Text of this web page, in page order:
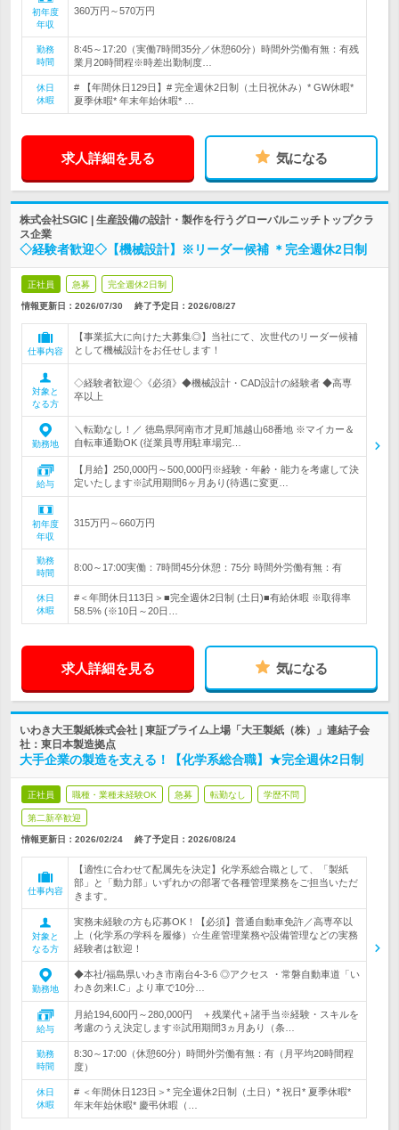
初年度
年収
360万円～570万円
勤務
時間
8:45～17:20（実働7時間35分／休憩60分）時間外労働有無：有残
業月20時間程※時差出勤制度…
休日
休暇
# 【年間休日129日】# 完全週休2日制（土日祝休み）* GW休暇*
夏季休暇* 年末年始休暇* …
求人詳細を見る 気になる
株式会社SGIC | 生産設備の設計・製作を行うグローバルニッチトップクラ
ス企業
◇経験者歓迎◇【機械設計】※リーダー候補 ＊完全週休2日制
正社員 急募 完全週休2日制
情報更新日：2026/07/30 終了予定日： 2026/08/27
仕事内容
【事業拡大に向けた大募集◎】当社にて、次世代のリーダー候補
として機械設計をお任せします！
対象と
なる方
◇経験者歓迎◇《必須》◆機械設計・CAD設計の経験者 ◆高専
卒以上
勤務地
＼転勤なし！／ 徳島県阿南市才見町旭越山68番地 ※マイカー＆
自転車通勤OK (従業員専用駐車場完…
給与
【月給】250,000円～500,000円※経験・年齢・能力を考慮して決
定いたします※試用期間6ヶ月あり(待遇に変更…
初年度
年収
315万円～660万円
勤務
時間
8:00～17:00実働：7時間45分休憩：75分 時間外労働有無：有
休日
休暇
#＜年間休日113日＞■完全週休2日制 (土日)■有給休暇 ※取得率
58.5% (※10日～20日…
求人詳細を見る 気になる
いわき大王製紙株式会社 | 東証プライム上場「大王製紙（株）」連結子会
社：東日本製造拠点
大手企業の製造を支える！【化学系総合職】★完全週休2日制
正社員 職種・業種未経験OK 急募 転勤なし 学歴不問
第二新卒歓迎
情報更新日：2026/02/24 終了予定日： 2026/08/24
仕事内容
【適性に合わせて配属先を決定】化学系総合職として、「製紙
部」と「動力部」いずれかの部署で各種管理業務をご担当いただ
きます。
対象と
なる方
実務未経験の方も応募OK！【必須】普通自動車免許／高専卒以
上（化学系の学科を履修）☆生産管理業務や設備管理などの実務
経験者は歓迎！
勤務地
◆本社/福島県いわき市南台4-3-6 ◎アクセス ・常磐自動車道「い
わき勿来I.C」より車で10分…
給与
月給194,600円～280,000円 ＋残業代＋諸手当※経験・スキルを
考慮のうえ決定します※試用期間3ヵ月あり（条…
勤務
時間
8:30～17:00（休憩60分）時間外労働有無：有（月平均20時間程
度）
休日
休暇
# ＜年間休日123日＞* 完全週休2日制（土日）* 祝日* 夏季休暇*
年末年始休暇* 慶弔休暇（…